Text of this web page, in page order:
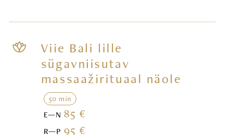
Viie Bali lille
sügavniisutav
massaažirituaal näole
50 min
E—N 85 €
R—P 95 €